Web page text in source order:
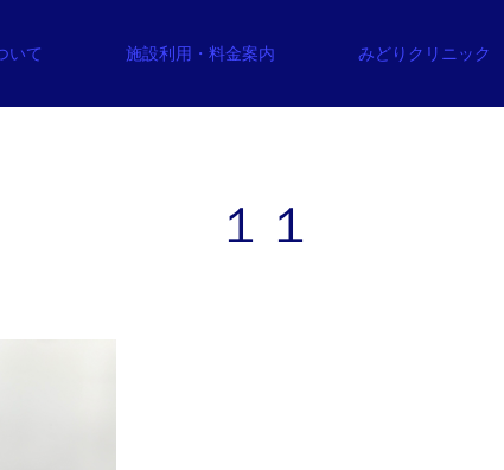
いて 施設利用・料金案内 みどりクリニック
１１